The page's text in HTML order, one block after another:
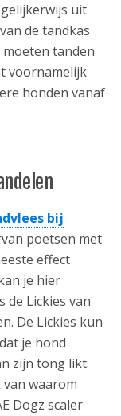
uit
de tandkas
tanden
voornamelijk
honden vanaf
bij
poetsen met
effect
je hier
de Lickies van
De Lickies kun
je hond
zijn tong likt.
waarom
Dogz scaler